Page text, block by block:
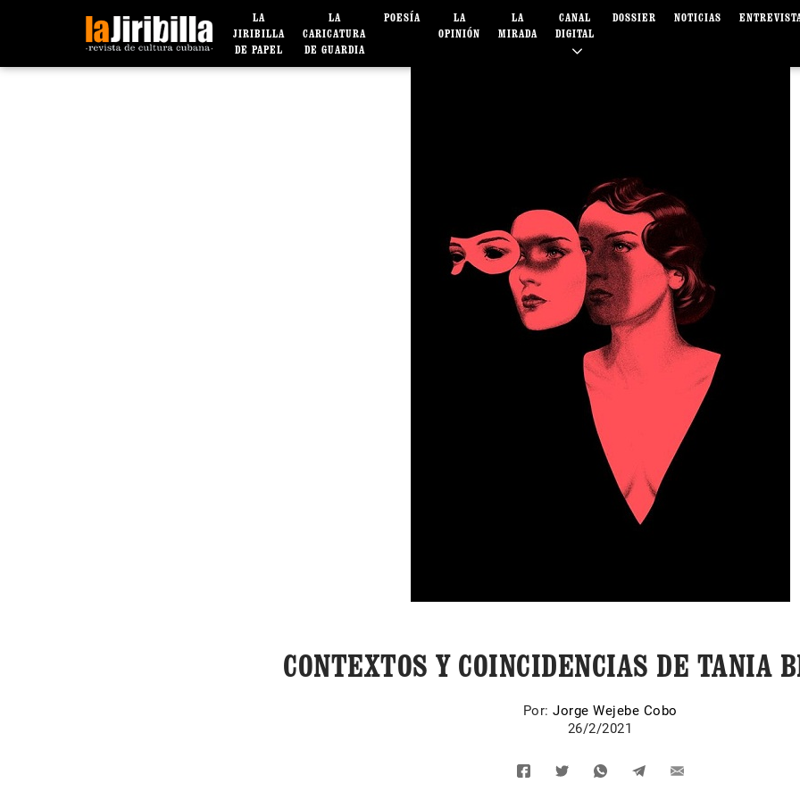
LA
JIRIBILLA
DE PAPEL
LA
CARICATURA
DE GUARDIA
POESÍA
LA
OPINIÓN
LA
MIRADA
CANAL
DIGITAL
DOSSIER NOTICIAS
CONTEXTOS Y COINCIDENCIAS DE TANIA
Por: Jorge Wejebe Cobo
26/2/2021